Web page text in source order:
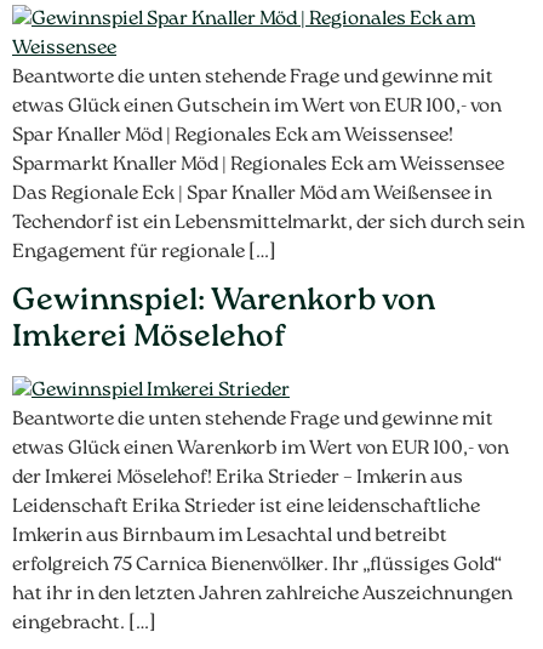
Beantworte die unten stehende Frage und gewinne mit
etwas Glück einen Gutschein im Wert von EUR 100,- von
Spar Knaller Möd | Regionales Eck am Weissensee!
Sparmarkt Knaller Möd | Regionales Eck am Weissensee
Das Regionale Eck | Spar Knaller Möd am Weißensee in
Techendorf ist ein Lebensmittelmarkt, der sich durch sein
Engagement für regionale […]
Gewinnspiel: Warenkorb von
Imkerei Möselehof
Beantworte die unten stehende Frage und gewinne mit
etwas Glück einen Warenkorb im Wert von EUR 100,- von
der Imkerei Möselehof! Erika Strieder – Imkerin aus
Leidenschaft Erika Strieder ist eine leidenschaftliche
Imkerin aus Birnbaum im Lesachtal und betreibt
erfolgreich 75 Carnica Bienenvölker. Ihr „flüssiges Gold“
hat ihr in den letzten Jahren zahlreiche Auszeichnungen
eingebracht. […]